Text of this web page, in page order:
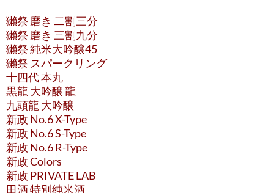
獺祭 磨き 二割三分
獺祭 磨き 三割九分
獺祭 純米大吟醸45
獺祭 スパークリング
十四代 本丸
黒龍 大吟醸 龍
九頭龍 大吟醸
新政 No.6 X-Type
新政 No.6 S-Type
新政 No.6 R-Type
新政 Colors
新政 PRIVATE LAB
田酒 特別純米酒